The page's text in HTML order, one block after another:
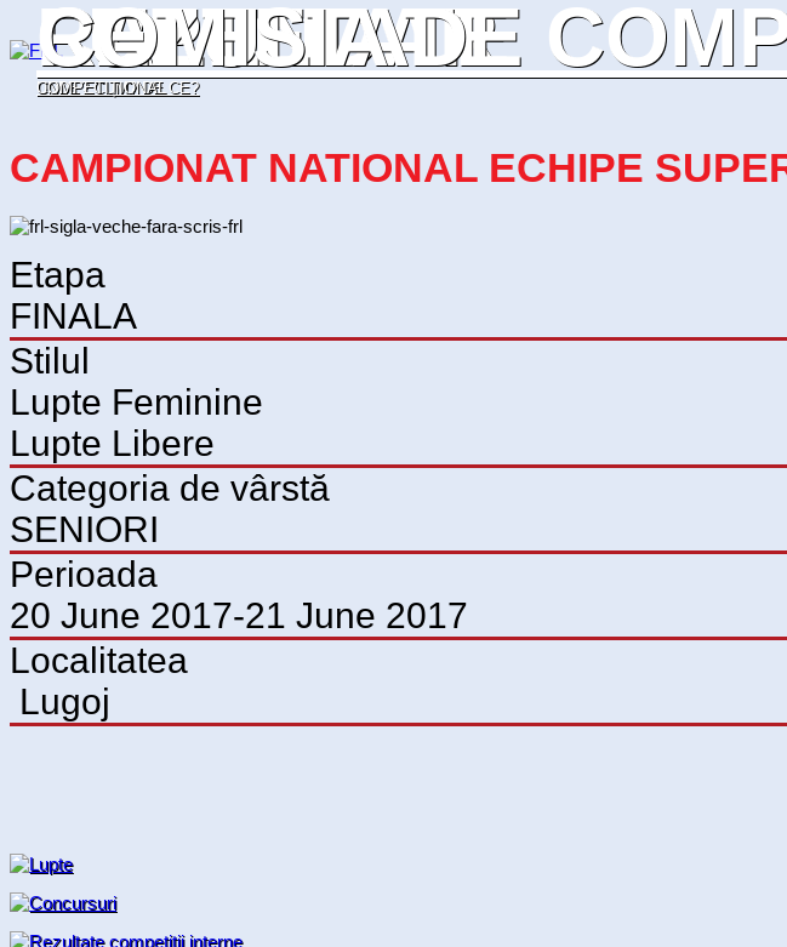
CAMPIONAT NATIONAL ECHIPE
Etapa
FINALA
Stilul
Lupte Feminine
Lupte Libere
Categoria de vârstă
SENIORI
Perioada
20 June 2017-21 June 2017
Localitatea
Lugoj
LUPTE
UNDE? CUM? DE CE?
CALENDAR
COMPETIȚIONAL
REZULTATE
COMISIA DE